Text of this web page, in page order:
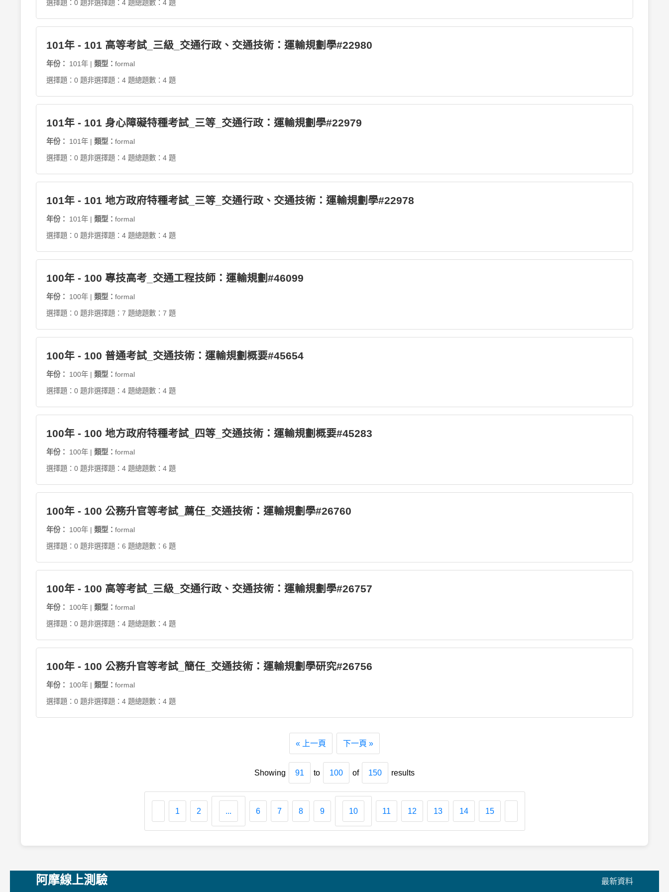
選擇題：0 題非選擇題：4 題總題數：4 題
101年 - 101 高等考試_三級_交通行政、交通技術：運輸規劃學#22980
年份： 101年 | 類型： formal
選擇題：0 題非選擇題：4 題總題數：4 題
101年 - 101 身心障礙特種考試_三等_交通行政：運輸規劃學#22979
年份： 101年 | 類型： formal
選擇題：0 題非選擇題：4 題總題數：4 題
101年 - 101 地方政府特種考試_三等_交通行政、交通技術：運輸規劃學#22978
年份： 101年 | 類型： formal
選擇題：0 題非選擇題：4 題總題數：4 題
100年 - 100 專技高考_交通工程技師：運輸規劃#46099
年份： 100年 | 類型： formal
選擇題：0 題非選擇題：7 題總題數：7 題
100年 - 100 普通考試_交通技術：運輸規劃概要#45654
年份： 100年 | 類型： formal
選擇題：0 題非選擇題：4 題總題數：4 題
100年 - 100 地方政府特種考試_四等_交通技術：運輸規劃概要#45283
年份： 100年 | 類型： formal
選擇題：0 題非選擇題：4 題總題數：4 題
100年 - 100 公務升官等考試_薦任_交通技術：運輸規劃學#26760
年份： 100年 | 類型： formal
選擇題：0 題非選擇題：6 題總題數：6 題
100年 - 100 高等考試_三級_交通行政、交通技術：運輸規劃學#26757
年份： 100年 | 類型： formal
選擇題：0 題非選擇題：4 題總題數：4 題
100年 - 100 公務升官等考試_簡任_交通技術：運輸規劃學研究#26756
年份： 100年 | 類型： formal
選擇題：0 題非選擇題：4 題總題數：4 題
« 上一頁 下一頁 »
Showing 91 to 100 of 150 results
1 2 ... 6 7 8 9 10 11 12 13 14 15
阿摩線上測驗 最新資料